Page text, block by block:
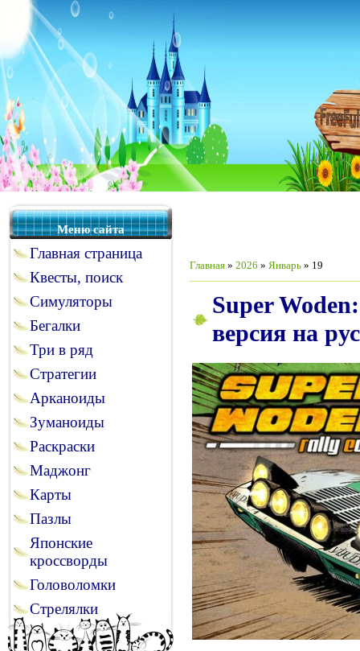
Меню сайта
Главная страница
Квесты, поиск
Симуляторы
Бегалки
Три в ряд
Стратегии
Арканоиды
Зуманоиды
Раскраски
Маджонг
Карты
Пазлы
Японские
кроссворды
Головоломки
Стрелялки
Главная » 2026 » Январь » 19
Super
версия на